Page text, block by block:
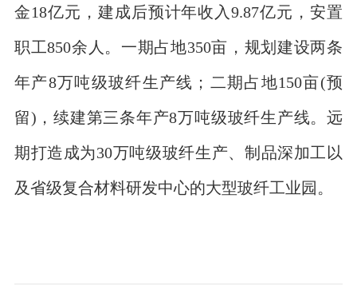
金18亿元，建成后预计年收入9.87亿元，安置
职工850余人。一期占地350亩，规划建设两条
年产8万吨级玻纤生产线；二期占地150亩(预
留)，续建第三条年产8万吨级玻纤生产线。远
期打造成为30万吨级玻纤生产、制品深加工以
及省级复合材料研发中心的大型玻纤工业园。